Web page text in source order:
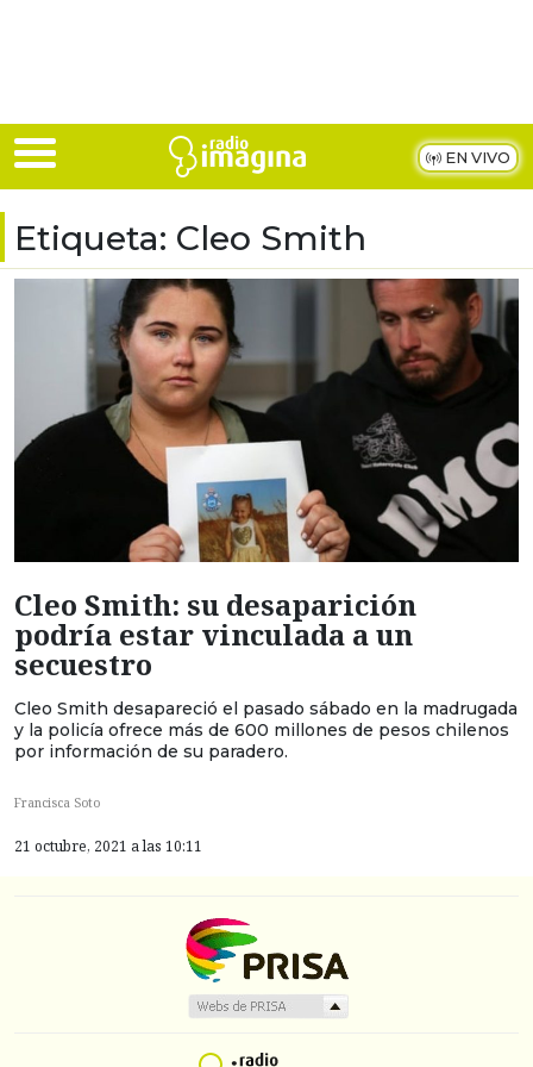
EN VIVO
Etiqueta: Cleo Smith
Cleo Smith: su desaparición
podría estar vinculada a un
secuestro
Cleo Smith desapareció el pasado sábado en la madrugada
y la policía ofrece más de 600 millones de pesos chilenos
por información de su paradero.
Francisca Soto
21 octubre, 2021 a las 10:11